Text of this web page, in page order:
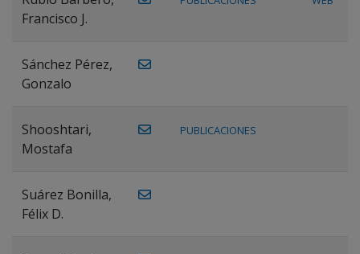
Francisco J.
Sánchez Pérez,
Gonzalo
Shooshtari,
Mostafa
PUBLICACIONES
Suárez Bonilla,
Félix D.